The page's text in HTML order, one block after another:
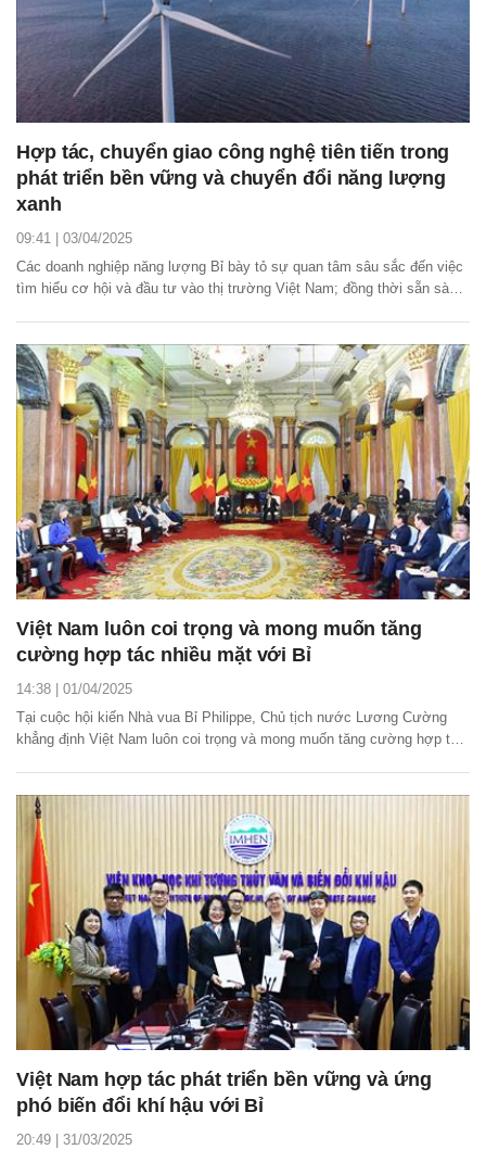
Hợp tác, chuyển giao công nghệ tiên tiến trong
phát triển bền vững và chuyển đổi năng lượng
xanh
09:41 | 03/04/2025
Các doanh nghiệp năng lượng Bỉ bày tỏ sự quan tâm sâu sắc đến việc
tìm hiểu cơ hội và đầu tư vào thị trường Việt Nam; đồng thời sẵn sàng
Việt Nam luôn coi trọng và mong muốn tăng
cường hợp tác nhiều mặt với Bỉ
14:38 | 01/04/2025
Tại cuộc hội kiến Nhà vua Bỉ Philippe, Chủ tịch nước Lương Cường
khẳng định Việt Nam luôn coi trọng và mong muốn tăng cường hợp tác
Việt Nam hợp tác phát triển bền vững và ứng
phó biến đổi khí hậu với Bỉ
20:49 | 31/03/2025